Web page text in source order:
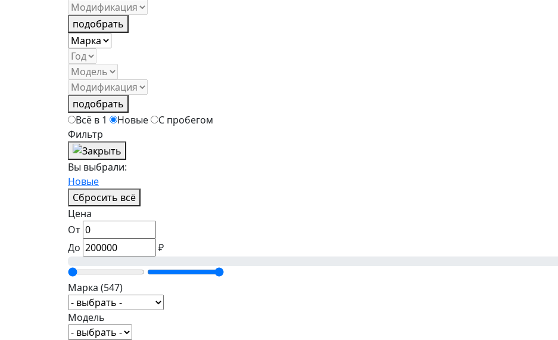
подобрать
подобрать
Всё в 1
Новые
С пробегом
Фильтр
Вы выбрали:
Новые
Сбросить всё
Цена
От
До
₽
Марка (547)
Модель